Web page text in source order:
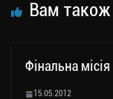
Вам
Фінальна місія
15.05.2012